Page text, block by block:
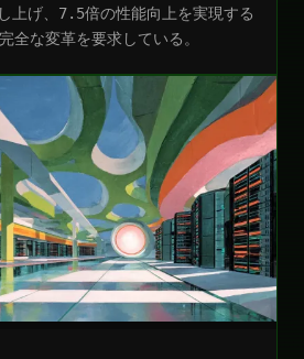
上げ、7.5倍の性能向上を実現する
全な変革を要求している。